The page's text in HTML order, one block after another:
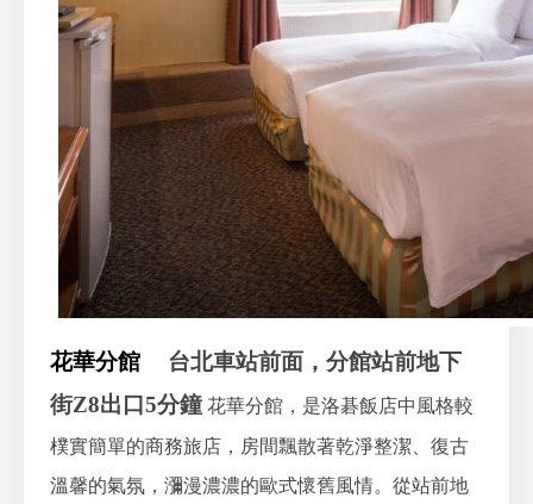
花華分館
台北車站前面，分館站前地下
街Z8出口5分鐘 花華分館，是洛碁飯店中風格較
樸實簡單的商務旅店，房間飄散著乾淨整潔、復古
溫馨的氣氛，瀰漫濃濃的歐式懷舊風情。從站前地